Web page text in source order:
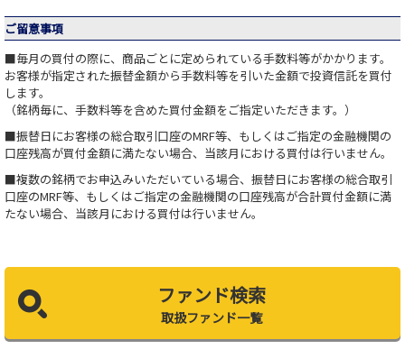
ご留意事項
■毎月の買付の際に、商品ごとに定められている手数料等がかかります。
お客様が指定された振替金額から手数料等を引いた金額で投資信託を買付
します。
（銘柄毎に、手数料等を含めた買付金額をご指定いただきます。）
■振替日にお客様の総合取引口座のMRF等、もしくはご指定の金融機関の
口座残高が買付金額に満たない場合、当該月における買付は行いません。
■複数の銘柄でお申込みいただいている場合、振替日にお客様の総合取引
口座のMRF等、もしくはご指定の金融機関の口座残高が合計買付金額に満
たない場合、当該月における買付は行いません。
ファンド検索
取扱ファンド一覧